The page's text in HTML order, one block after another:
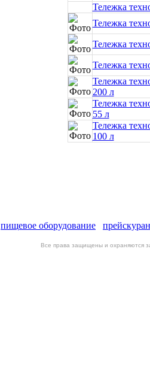
Тележка
Тележка
Тележка
Тележка
Тележка
200 л
Тележка
55 л
Тележка
100 л
пищевое оборудование
Все права защищены и